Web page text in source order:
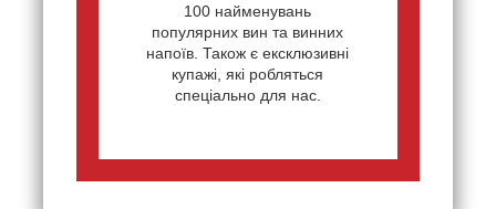
100 найменувань
популярних вин та винних
напоїв. Також є ексклюзивні
купажі, які робляться
спеціально для нас.